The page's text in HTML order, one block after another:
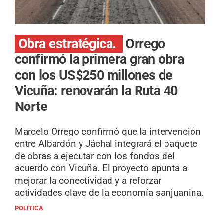
Obra estratégica.
Orrego
confirmó la primera gran obra
con los US$250 millones de
Vicuña: renovarán la Ruta 40
Norte
Marcelo Orrego confirmó que la intervención
entre Albardón y Jáchal integrará el paquete
de obras a ejecutar con los fondos del
acuerdo con Vicuña. El proyecto apunta a
mejorar la conectividad y a reforzar
actividades clave de la economía sanjuanina.
POLÍTICA